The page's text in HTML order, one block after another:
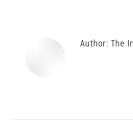
Author: The